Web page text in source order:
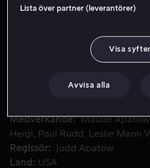
Se
Festprissen Ben Stone får sig
Festprissen Ben Stone får sig
dyker upp och berättar att hon
Medverkande Maude Apatow
Heigl
Paul Rudd Leslie Mann
Regissör
Judd Apatow
Land
USA
Lista över partner (leverantörer)
Visa
Avvisa alla